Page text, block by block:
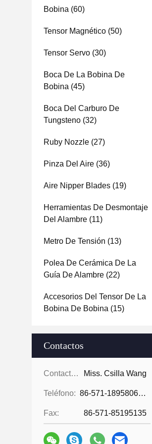
Bobina (60)
Tensor Magnético (50)
Tensor Servo (30)
Boca De La Bobina De
Bobina (45)
Boca Del Carburo De
Tungsteno (32)
Ruby Nozzle (27)
Pinza Del Aire (36)
Aire Nipper Blades (19)
Herramientas De Desmontaje
Del Alambre (11)
Metro De Tensión (13)
Polea De Cerámica De La
Guía De Alambre (22)
Accesorios Del Tensor De La
Bobina De Bobina (15)
Contactos
Contactos: Miss. Csilla Wang
Teléfono: 86-571-18958064130
Fax: 86-571-85195135